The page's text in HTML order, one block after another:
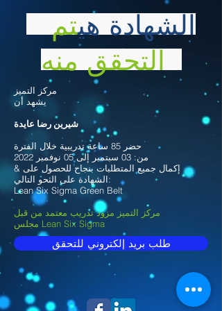
الشهادة هيتم
مركز التميز
يشهد أن
شيرين رضا عايدة
حضر 85 ساعة تدريبية خلال الفترة
من: 03 سبتمبر إلى 05 نوفمبر 2022
& إكمال جميع المتطلبات بنجاح للحصول على
الشهادة على النحو التالي:
Lean Six Sigma Green Belt
مركز التميز مزود تدريب معتمد من قبل
مجلس Lean Six Sigma
طلب بريد إلكتروني للتحقق